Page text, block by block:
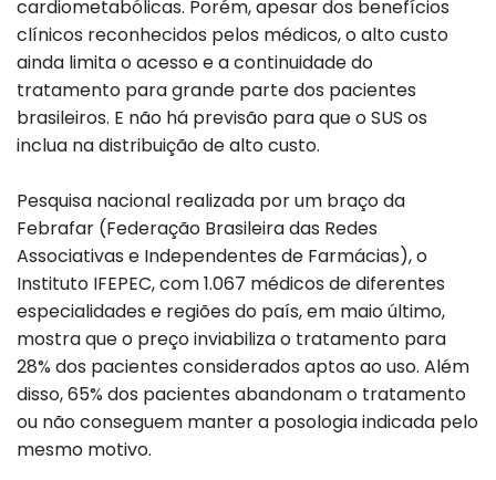
cardiometabólicas. Porém, apesar dos benefícios
clínicos reconhecidos pelos médicos, o alto custo
ainda limita o acesso e a continuidade do
tratamento para grande parte dos pacientes
brasileiros. E não há previsão para que o SUS os
inclua na distribuição de alto custo.
Pesquisa nacional realizada por um braço da
Febrafar (Federação Brasileira das Redes
Associativas e Independentes de Farmácias), o
Instituto IFEPEC, com 1.067 médicos de diferentes
especialidades e regiões do país, em maio último,
mostra que o preço inviabiliza o tratamento para
28% dos pacientes considerados aptos ao uso. Além
disso, 65% dos pacientes abandonam o tratamento
ou não conseguem manter a posologia indicada pelo
mesmo motivo.